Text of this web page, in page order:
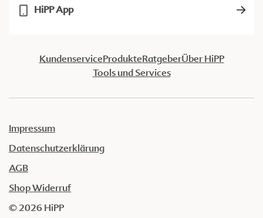
HiPP App
KundenserviceProdukteRatgeberÜber HiPP
Tools und Services
Impressum
Datenschutzerklärung
AGB
Shop Widerruf
© 2026 HiPP